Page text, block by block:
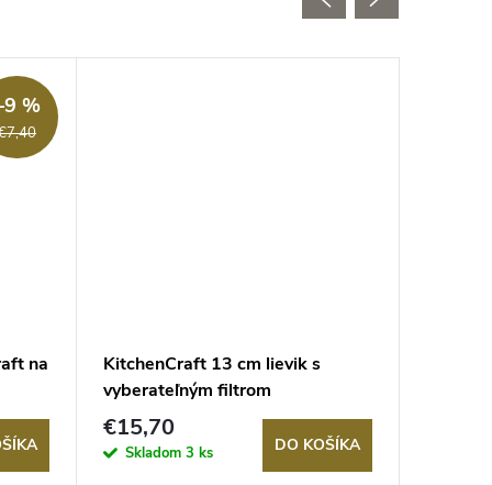
%
na
KitchenCraft 13 cm lievik s
vyberateľným filtrom
€15,70
Skladom 3 ks DO KOŠÍKA